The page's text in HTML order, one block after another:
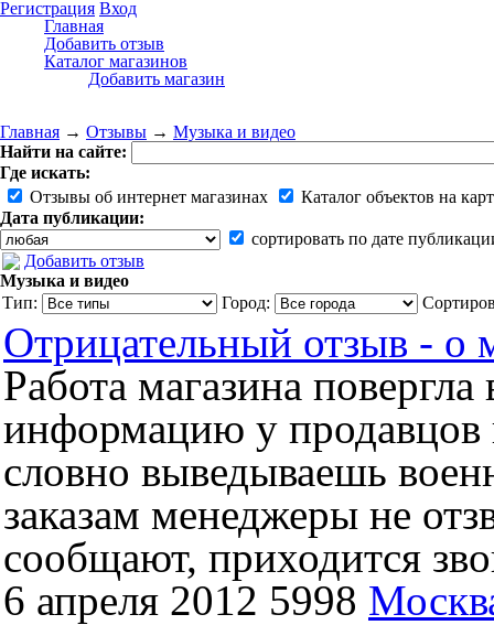
Регистрация Вход
Главная
Добавить отзыв
Каталог магазинов
Добавить магазин
Главная → Отзывы → Музыка и видео
Найти на сайте:
Где искать:
Отзывы об интернет магазинах
Каталог объектов на
Дата публикации:
сортировать по дате
Добавить отзыв
Музыка и видео
Тип:
Город:
Отрицательный отзыв - о
Работа магазина
информацию у продавцов
словно выведываешь
заказам менеджеры не
сообщают, приходится
6 апреля 2012 5998